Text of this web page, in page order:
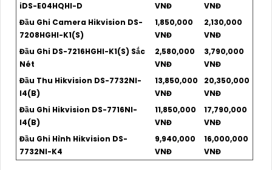
iDS-E04HQHI-D
VNĐ
VNĐ
Đầu Ghi Camera Hikvision DS-
7208HGHI-K1(S)
1,850,000
VNĐ
2,130,000
VNĐ
Đầu Ghi DS-7216HGHI-K1(S) Sắc
Nét
2,580,000
VNĐ
3,790,000
VNĐ
Đầu Thu Hikvision DS-7732NI-
I4(B)
13,850,000
VNĐ
20,350,000
VNĐ
Đầu Ghi Hikvision DS-7716NI-
I4(B)
11,850,000
VNĐ
17,790,000
VNĐ
Đầu Ghi Hình Hikvision DS-
7732NI-K4
9,940,000
VNĐ
16,000,000
VNĐ